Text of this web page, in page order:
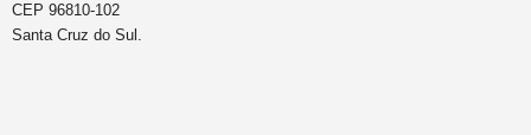
CEP 96810-102
Santa Cruz do Sul.